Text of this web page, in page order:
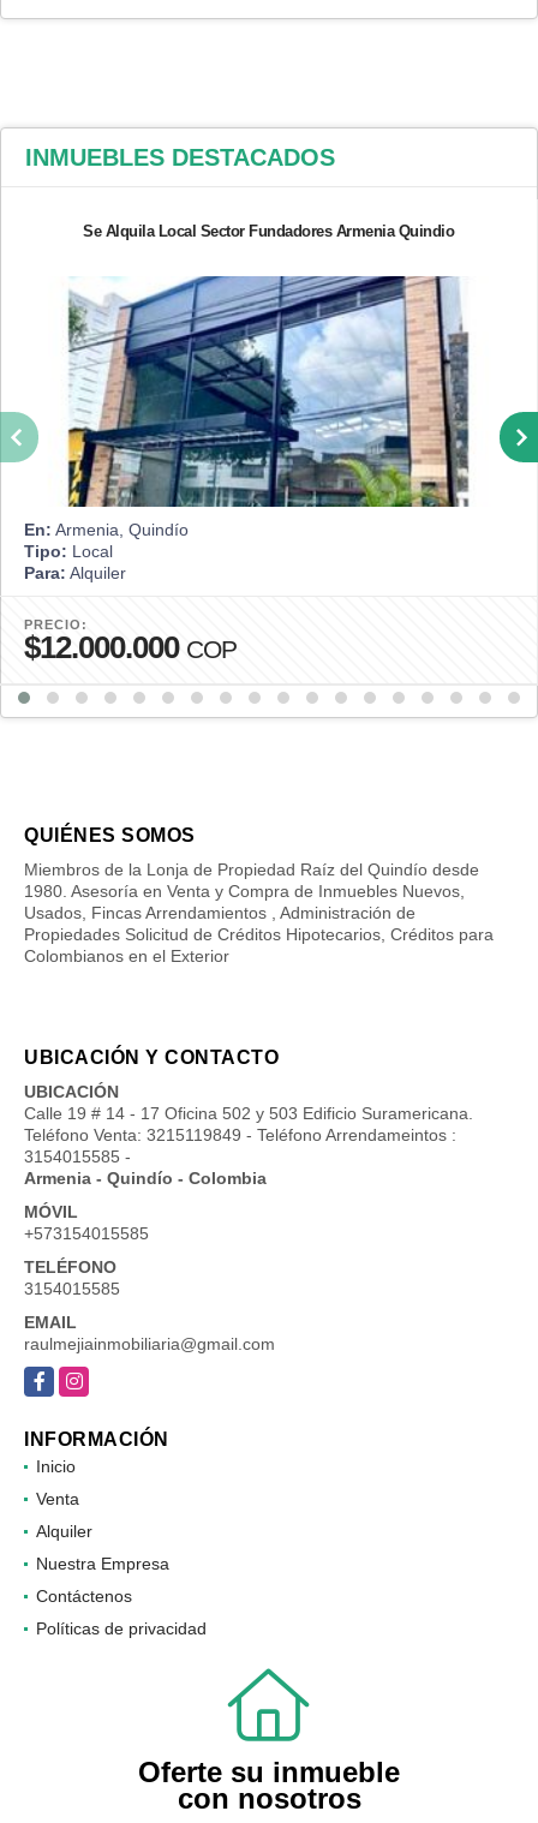
INMUEBLES DESTACADOS
Se Alquila Local Sector Fundadores Armenia Quindio
En: Armenia, Quindío
Tipo: Local
Para: Alquiler
PRECIO:
$12.000.000 COP
QUIÉNES SOMOS
Miembros de la Lonja de Propiedad Raíz del Quindío desde
1980. Asesoría en Venta y Compra de Inmuebles Nuevos,
Usados, Fincas Arrendamientos , Administración de
Propiedades Solicitud de Créditos Hipotecarios, Créditos para
Colombianos en el Exterior
UBICACIÓN Y CONTACTO
UBICACIÓN
Calle 19 # 14 - 17 Oficina 502 y 503 Edificio Suramericana.
Teléfono Venta: 3215119849 - Teléfono Arrendameintos :
3154015585 -
Armenia - Quindío - Colombia
MÓVIL
+573154015585
TELÉFONO
3154015585
EMAIL
raulmejiainmobiliaria@gmail.com
FacebookInstagram
INFORMACIÓN
Inicio
Venta
Alquiler
Nuestra Empresa
Contáctenos
Políticas de privacidad
Oferte su inmueble
con nosotros